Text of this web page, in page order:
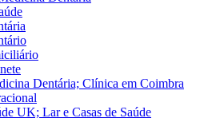
Dentária; Clínica em Coimbra
UK; Lar e Casas de Saúde